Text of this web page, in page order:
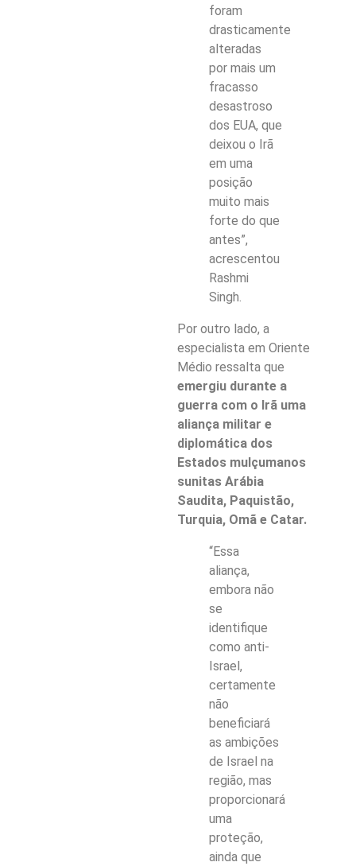
foram
drasticamente
alteradas
por mais um
fracasso
desastroso
dos EUA, que
deixou o Irã
em uma
posição
muito mais
forte do que
antes”,
acrescentou
Rashmi
Singh.
Por outro lado, a
especialista em Oriente
Médio ressalta que
emergiu durante a
guerra com o Irã uma
aliança militar e
diplomática dos
Estados mulçumanos
sunitas Arábia
Saudita, Paquistão,
Turquia, Omã e Catar.
“Essa
aliança,
embora não
se
identifique
como anti-
Israel,
certamente
não
beneficiará
as ambições
de Israel na
região, mas
proporcionará
uma
proteção,
ainda que